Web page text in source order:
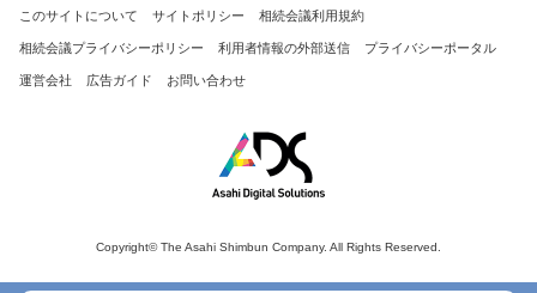
このサイトについて サイトポリシー 相続会議利用規約
相続会議プライバシーポリシー 利用者情報の外部送信 プライバシーポータル
運営会社 広告ガイド お問い合わせ
Copyright© The Asahi Shimbun Company. All Rights Reserved.